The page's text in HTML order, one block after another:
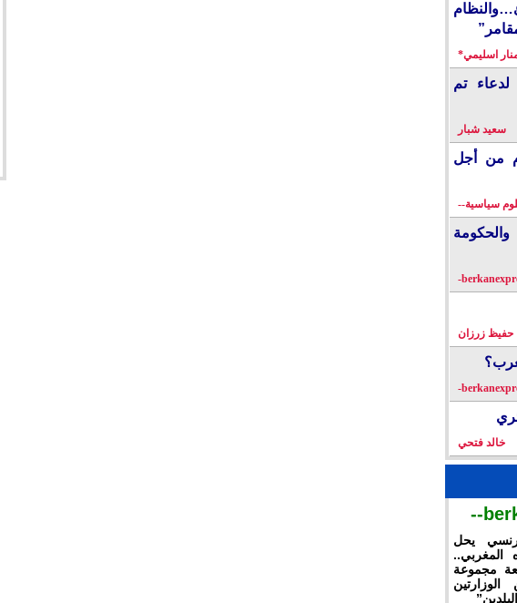
اسليمي*
تم
سعيد شبار
من أجل
سياسية--
حفيظ زرزان
خالد فتحي
يحل
المغربي..
مجموعة